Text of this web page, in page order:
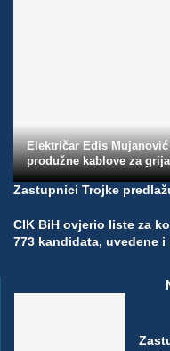
Električar Edis
produžne kablove za
Zastupnici Trojke
CIK BiH ovjerio liste za
773 kandidata, uvedene